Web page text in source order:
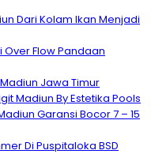
Dari Kolam Ikan Menjadi
Flow Pandaan
Jawa Timur
Madiun By Estetika Pools
Garansi Bocor 7 – 15
Di Puspitaloka BSD